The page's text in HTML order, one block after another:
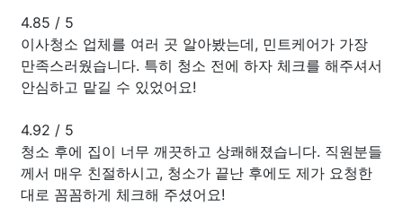
4.85 / 5
이사청소 업체를 여러 곳 알아봤는데, 민트케어가 가장
만족스러웠습니다. 특히 청소 전에 하자 체크를 해주셔서
안심하고 맡길 수 있었어요!
4.92 / 5
청소 후에 집이 너무 깨끗하고 상쾌해졌습니다. 직원분들
께서 매우 친절하시고, 청소가 끝난 후에도 제가 요청한
대로 꼼꼼하게 체크해 주셨어요!